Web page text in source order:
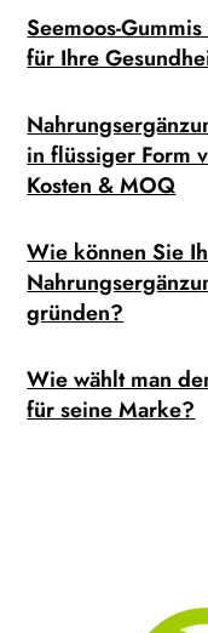
Seemoos-
für Ihre
in flüssiger Form
Kosten & MOQ
Wie können Sie
gründen?
Wie wählt man
für seine Marke?